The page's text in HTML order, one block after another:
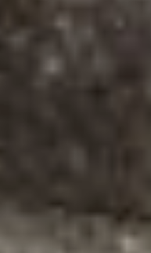
пенсии также увеличены
в личном кабинете